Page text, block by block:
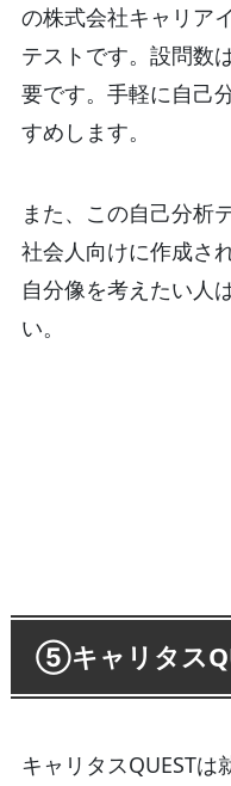
の株式会社キャリア
テストです。設問数
要です。手軽に自己
すめします。
また、この自己分析
社会人向けに作成さ
自分像を考えたい人
い。
⑤キャリタス
キャリタスQUEST